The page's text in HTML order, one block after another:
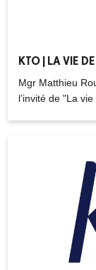
KTO | LA VIE
Mgr Matthieu
l’invité de "La
de Nanterre.
ans et en
commun.
créé une
cette lecture
directrice de
les enjeux